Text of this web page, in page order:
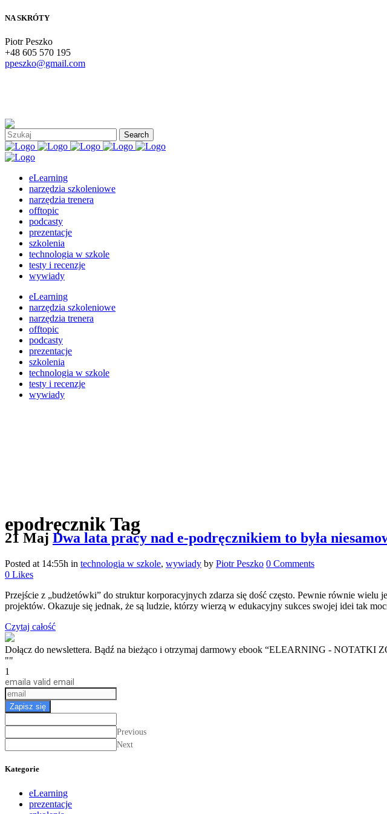
NA SKRÓTY
Piotr Peszko
+48 605 570 195
ppeszko@gmail.com
eLearning
narzędzia szkoleniowe
narzędzia trenera
offtopic
podcasty
prezentacje
szkolenia
technologia w szkole
testy i recenzje
wywiady
eLearning
narzędzia szkoleniowe
narzędzia trenera
offtopic
podcasty
prezentacje
szkolenia
technologia w szkole
testy i recenzje
wywiady
epodręcznik Tag
21 Maj Dwa lata pracy nad e-podręcznikiem to była
Posted at 14:55h in technologia w szkole, wywiady by Piotr Peszko 0 Comments
0 Likes
Przejście z „budżetówki” do struktur korporacyjnych zdarza się dość często. Pewnie równie
projektów. Okazuje się jednak, że są ludzie, którzy wierzą w edukacyjny sukces swojej idei tak
Czytaj całość
Dołącz do newslettera. Bądź na bieżąco i otrzymaj darmowy ebook “ELEARNING - NOTATKI
""
1
email a valid email
Zapisz się
Previous
Next
Kategorie
eLearning
prezentacje